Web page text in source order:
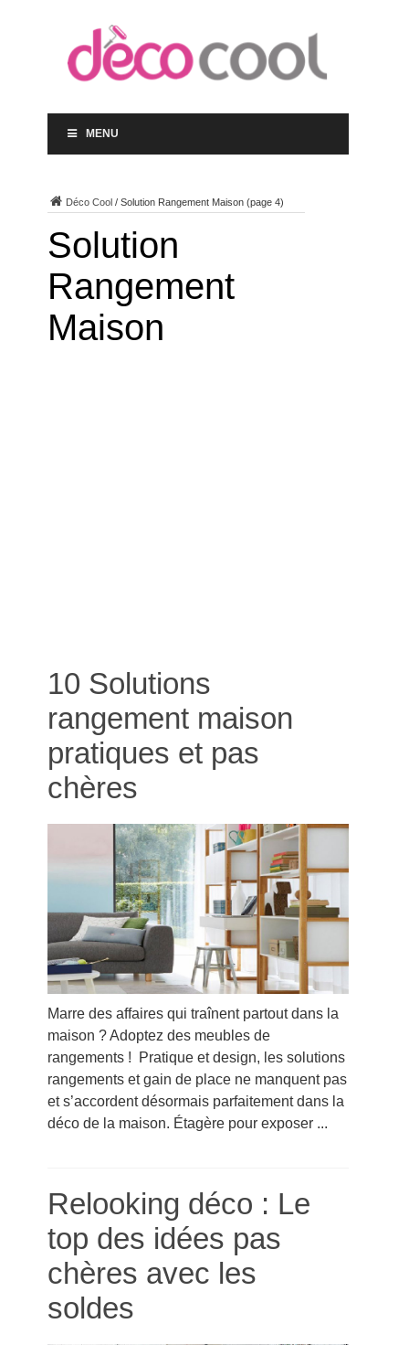
MENU
Déco Cool/ Solution Rangement Maison(page 4)
Solution
Rangement
Maison
10 Solutions
rangement maison
pratiques et pas
chères
Marre des affaires qui traînent partout dans la
maison ? Adoptez des meubles de
rangements ! Pratique et design, les solutions
rangements et gain de place ne manquent pas
et s’accordent désormais parfaitement dans la
déco de la maison. Étagère pour exposer ...
Relooking déco : Le
top des idées pas
chères avec les
soldes